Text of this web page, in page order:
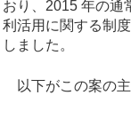
おり、2015 年の通
利活用に関する制
しました。
以下がこの案の主